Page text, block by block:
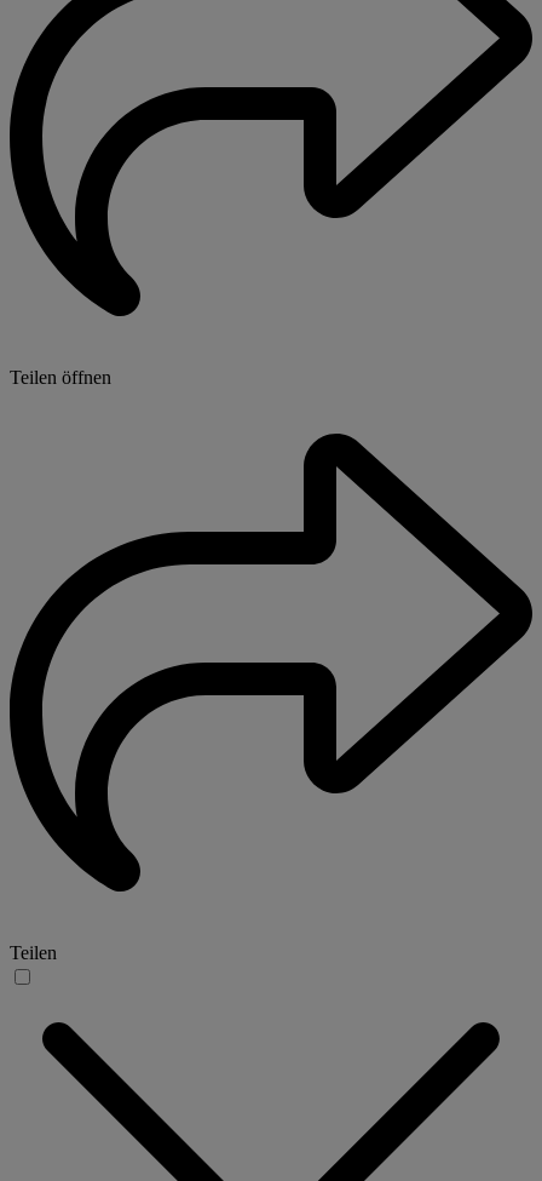
Teilen öffnen
Teilen